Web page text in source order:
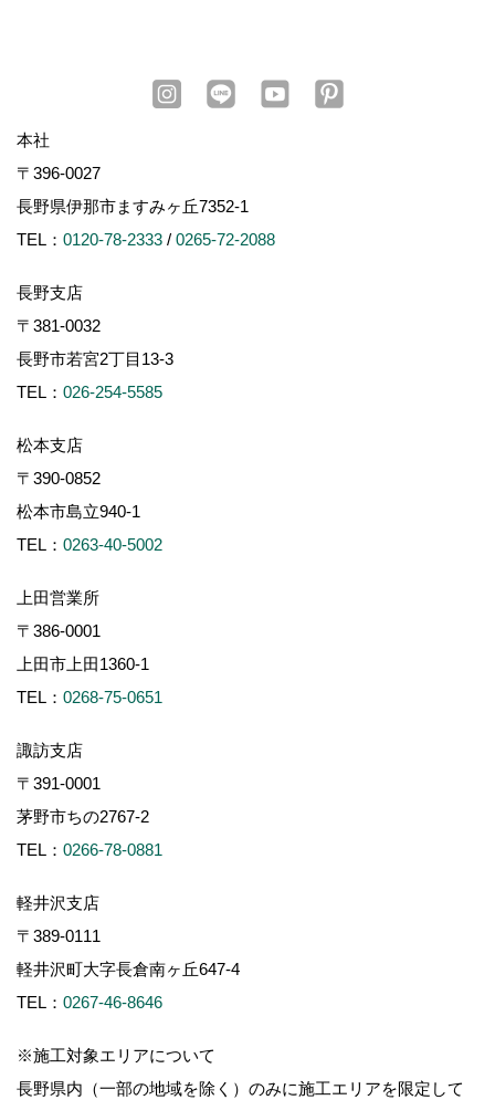
本社
〒396-0027
長野県伊那市ますみヶ丘7352-1
TEL： 0120-78-2333 / 0265-72-2088
長野支店
〒381-0032
長野市若宮2丁目13-3
TEL： 026-254-5585
松本支店
〒390-0852
松本市島立940-1
TEL： 0263-40-5002
上田営業所
〒386-0001
上田市上田1360-1
TEL： 0268-75-0651
諏訪支店
〒391-0001
茅野市ちの2767-2
TEL： 0266-78-0881
軽井沢支店
〒389-0111
軽井沢町大字長倉南ヶ丘647-4
TEL： 0267-46-8646
※施工対象エリアについて
長野県内（一部の地域を除く）のみに施工エリアを限定して